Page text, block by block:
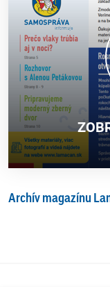
Archív magazínu